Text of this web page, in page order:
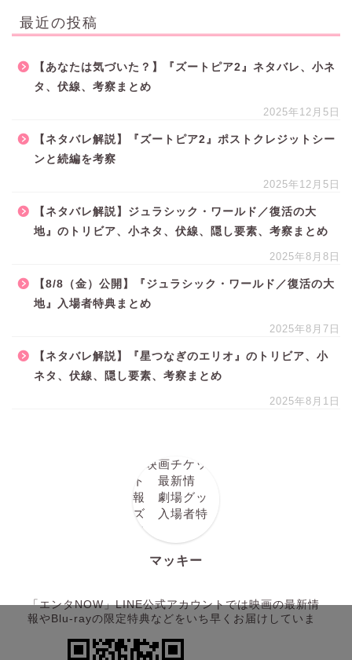
最近の投稿
【あなたは気づいた？】『ズートピア2』ネタバレ、小ネ
タ、伏線、考察まとめ
2025年12月5日
【ネタバレ解説】『ズートピア2』ポストクレジットシー
ンと続編を考察
2025年12月5日
【ネタバレ解説】ジュラシック・ワールド／復活の大
地』のトリビア、小ネタ、伏線、隠し要素、考察まとめ
2025年8月8日
【8/8（金）公開】『ジュラシック・ワールド／復活の大
地』入場者特典まとめ
2025年8月7日
【ネタバレ解説】『星つなぎのエリオ』のトリビア、小
ネタ、伏線、隠し要素、考察まとめ
2025年8月1日
マッキー
「エンタNOW」LINE公式アカウントでは映画の最新情
報やBlu-rayの限定特典などをいち早くお届けしていま